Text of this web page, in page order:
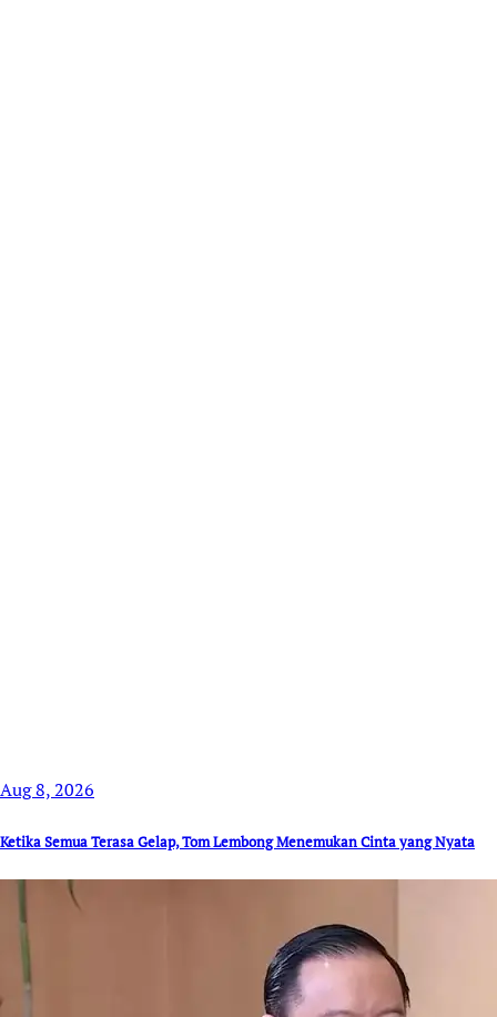
Aug 8, 2026
Ketika Semua Terasa Gelap, Tom Lembong Menemukan Cinta yang Nyata